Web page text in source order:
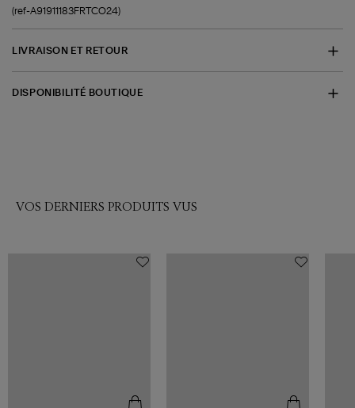
(ref-A91911183FRTCO24)
LIVRAISON ET RETOUR
DISPONIBILITÉ BOUTIQUE
VOS DERNIERS PRODUITS VUS